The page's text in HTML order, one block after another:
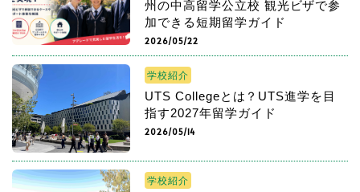
州の中高留学公立校 観光ビザで参
加できる短期留学ガイド
2026/05/22
学校紹介
UTS Collegeとは？UTS進学を目
指す2027年留学ガイド
2026/05/14
学校紹介